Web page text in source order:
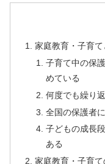
家庭教育・子育
子育て中の保
めている
何度でも繰り
全国の保護者
子どもの成長
ある
家庭教育・子育